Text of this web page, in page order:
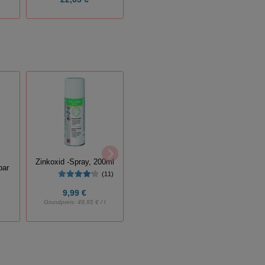
Zinkoxid -Spray, 200ml
(11)
9,99 €
Grundpreis:49,95 € / l